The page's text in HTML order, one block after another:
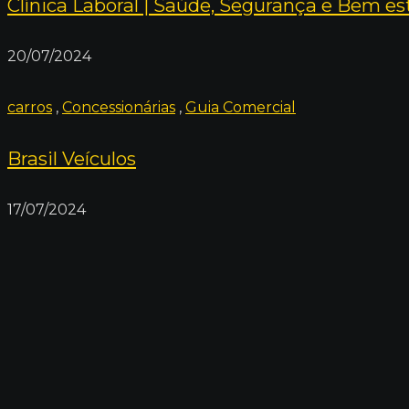
Clínica Laboral | Saúde, Segurança e Bem
20/07/2024
carros , Concessionárias , Guia Comercial
Brasil Veículos
17/07/2024